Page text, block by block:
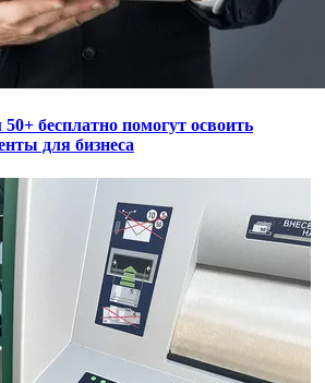
бесплатно помогут освоить
для бизнеса